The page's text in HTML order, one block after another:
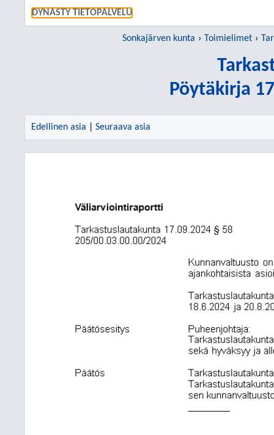
DYNASTY TIETOPALVELU
Sonkajärven kunta Toimielimet
Pöytäkirja
Edellinen asia Seuraava asia